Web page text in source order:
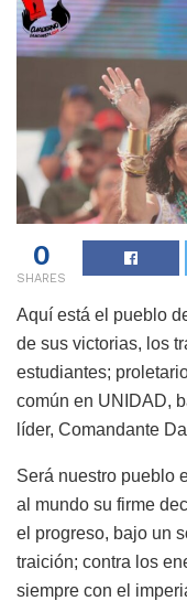
0
SHARES
Aquí está el pueblo
de sus victorias, los
estudiantes;
común en UNIDAD,
líder, Comandante
Será nuestro pueblo
al mundo su firme
el progreso, bajo un
traición; contra los
siempre con el